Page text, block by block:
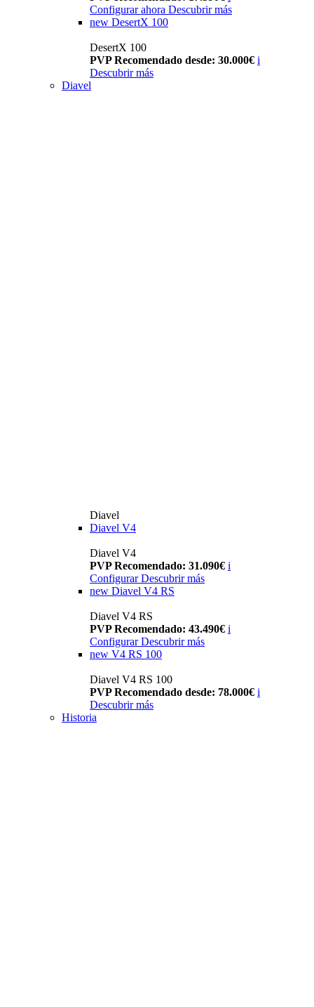
Configurar ahora Descubrir más
new DesertX 100
DesertX 100
PVP Recomendado desde: 30.000€ i
Descubrir más
Diavel
Diavel
Diavel V4
Diavel V4
PVP Recomendado: 31.090€ i
Configurar Descubrir más
new Diavel V4 RS
Diavel V4 RS
PVP Recomendado: 43.490€ i
Configurar Descubrir más
new V4 RS 100
Diavel V4 RS 100
PVP Recomendado desde: 78.000€ i
Descubrir más
Historia